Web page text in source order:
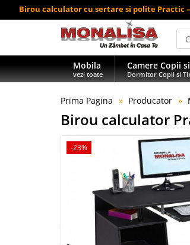
Birou calculator cu sertare si polite Practic
Mobila
vezi toate
Camere Copii
Dormitor Copii si
Prima Pagina Producator
Birou calculator
-23%